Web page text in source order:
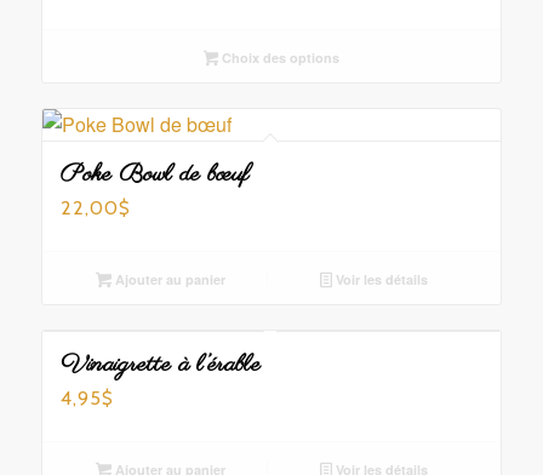
15,95$
16,37$
Choix des options
Poke Bowl de bœuf
22,00$
Ajouter au panier Voir les détails
Vinaigrette à l’érable
4,95$
Ajouter au panier Voir les détails